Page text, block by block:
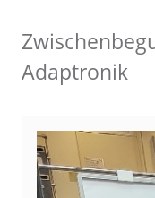
Adaptronik